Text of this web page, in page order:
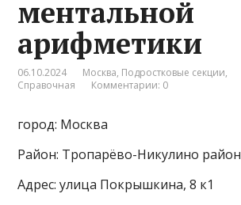
ментальной
арифметики
06.10.2024 Москва, Подростковые секции,
Справочная
Комментарии: 0
город: Москва
Район: Тропарёво-Никулино район
Адрес: улица Покрышкина, 8 к1